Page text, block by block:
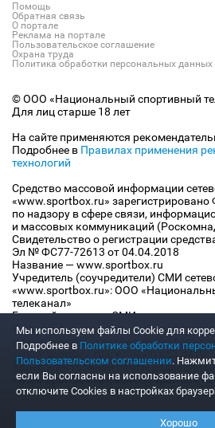
Помощь
Обратная связь
О портале
Реклама на портале
Пользовательское соглашение
Охрана труда
Политика обработки персональных данных
© ООО «Национальный спортивный
Для лиц старше 18 лет
На сайте применяются
Подробнее в Правилах применения
технологий
Средство массовой информации
«www.sportbox.ru»
по надзору в сфере связи,
и массовых коммуникаций
Свидетельство о регистрации
Эл № ФС77-72613 от 04.04.2018
Название — www.sportbox.ru
Учредитель (соучредители) СМИ
«www.sportbox.ru»: ООО
телеканал»
Главный редактор СМИ сетевого
Конов В.А.
Номер телефона редакции СМИ
«www.sportbox.ru»: +7 (495) 653 8419
Адрес электронной почты редакции
«www.sportbox.ru»: editor@sportbox.ru
Мы используем файлы Сookie для
Подробнее в Политике обработки
Пользовательском соглашении.
если Вы согласны на использование
отключите Cookies в настройках
Хорошо